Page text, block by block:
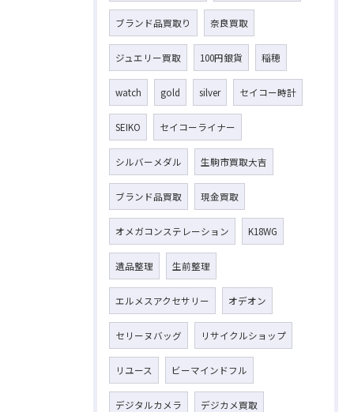
ブランド品買取り 奈良買取
ジュエリー買取 100円銀貨 稲穂
watch gold silver セイコー時計
SEIKO セイコーライナー
シルバーメダル 生駒市買取大吉
ブランド品買取 現金買取
オメガコンステレーション K18WG
遺品整理 生前整理
エルメスアクセサリー オデオン
セリーヌバッグ リサイクルショップ
リユース ビーマインドフル
デジタルカメラ デジカメ買取